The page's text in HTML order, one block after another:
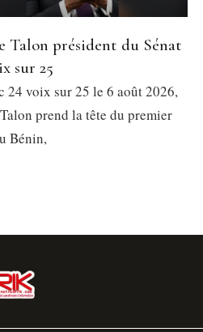
Talon président du Sénat
sur 25
24 voix sur 25 le 6 août 2026,
prend la tête du premier
Bénin,